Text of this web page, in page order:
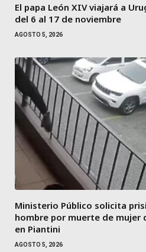
El papa León XIV viajará a
del 6 al 17 de noviembre
AGOSTO 5, 2026
Ministerio Público solicita
hombre por muerte de
en Piantini
AGOSTO 5, 2026